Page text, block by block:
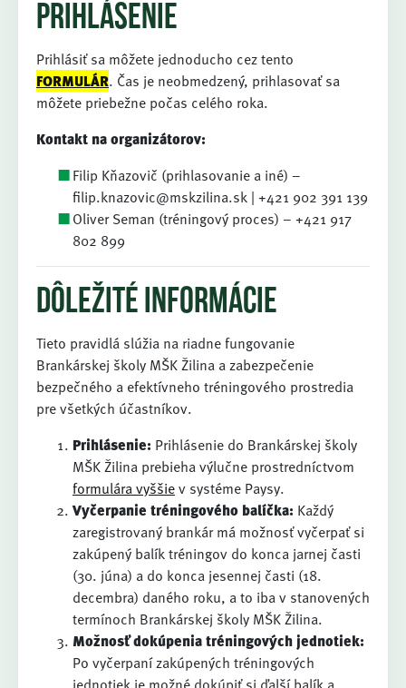
Prihlásenie
Prihlásiť sa môžete jednoducho cez tento
FORMULÁR. Čas je neobmedzený, prihlasovať sa
môžete priebežne počas celého roka.
Kontakt na organizátorov:
Filip Kňazovič (prihlasovanie a iné) –
filip.knazovic@mskzilina.sk | +421 902 391 139
Oliver Seman (tréningový proces) – +421 917
802 899
Dôležité informácie
Tieto pravidlá slúžia na riadne fungovanie
Brankárskej školy MŠK Žilina a zabezpečenie
bezpečného a efektívneho tréningového prostredia
pre všetkých účastníkov.
Prihlásenie: Prihlásenie do Brankárskej školy
MŠK Žilina prebieha výlučne prostredníctvom
formulára vyššiev systéme Paysy.
Vyčerpanie tréningového balíčka: Každý
zaregistrovaný brankár má možnosť vyčerpať si
zakúpený balík tréningov do konca jarnej časti
(30. júna) a do konca jesennej časti (18.
decembra) daného roku, a to iba v stanovených
termínoch Brankárskej školy MŠK Žilina.
Možnosť dokúpenia tréningových jednotiek:
Po vyčerpaní zakúpených tréningových